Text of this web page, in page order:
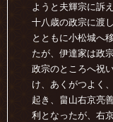
ようと夫輝宗に訴
十八歳の政宗に渡
とともに小松城へ
たが、伊達家は政
政宗のところへ祝
け、あくがつよく
起き、畠山右京亮
利となったが、右